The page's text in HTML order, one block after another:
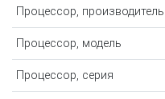
Процессор, производитель
Процессор, модель
Процессор, серия